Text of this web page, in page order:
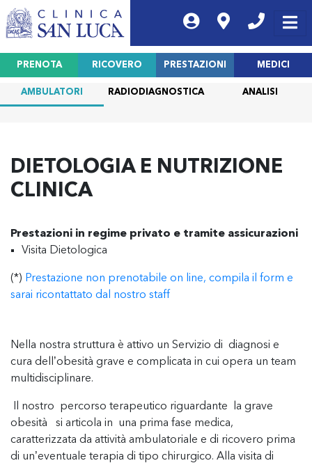
PRENOTA RICOVERO PRESTAZIONI
AMBULATORI RADIODIAGNOSTICA ANALISI
MEDICI
DIETOLOGIA E NUTRIZIONE
CLINICA
Prestazioni in regime privato e tramite assicurazioni
Visita Dietologica
(*) Prestazione non prenotabile on line, compila il form e
sarai ricontattato dal nostro staff
Nella nostra struttura è attivo un Servizio di diagnosi e
cura dell’obesità grave e complicata in cui opera un team
multidisciplinare.
Il nostro percorso terapeutico riguardante la grave
obesità si articola in una prima fase medica,
caratterizzata da attività ambulatoriale e di ricovero prima
di un’eventuale terapia di tipo chirurgico. Alla visita di